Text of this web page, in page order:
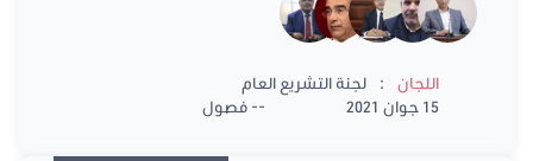
اللجان :
لجنة التشريع العام
15 جوان 2021
-- فصول